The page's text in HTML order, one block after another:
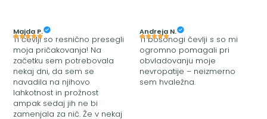
Majda P.
Ti čevlji so resnično presegli
moja pričakovanja! Na
začetku sem potrebovala
nekaj dni, da sem se
navadila na njihovo
lahkotnost in prožnost
ampak sedaj jih ne bi
zamenjala za nič. Že v nekaj
Andreja N.
Ti bosonogi čevlji s so mi
ogromno pomagali pri
obvladovanju moje
nevropatije – neizmerno
sem hvaležna.